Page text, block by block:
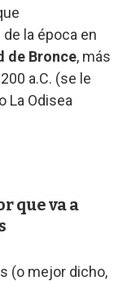
la época en
de Bronce, más
a.C. (se le
La Odisea
que va a
(o mejor dicho,